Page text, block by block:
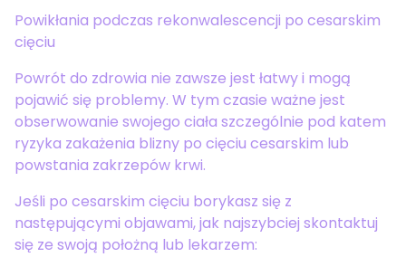
Powikłania podczas rekonwalescencji po cesarskim
cięciu
Powrót do zdrowia nie zawsze jest łatwy i mogą
pojawić się problemy. W tym czasie ważne jest
obserwowanie swojego ciała szczególnie pod katem
ryzyka zakażenia blizny po cięciu cesarskim lub
powstania zakrzepów krwi.
Jeśli po cesarskim cięciu borykasz się z
następującymi objawami, jak najszybciej skontaktuj
się ze swoją położną lub lekarzem: